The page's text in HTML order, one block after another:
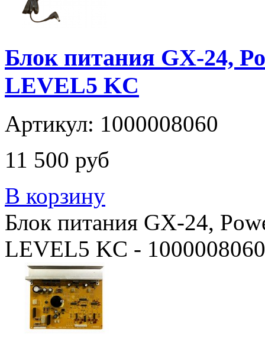
Блок питания GX-24,
LEVEL5 KC
Артикул: 1000008060
11 500 руб
В корзину
Блок питания GX-24,
LEVEL5 KC -